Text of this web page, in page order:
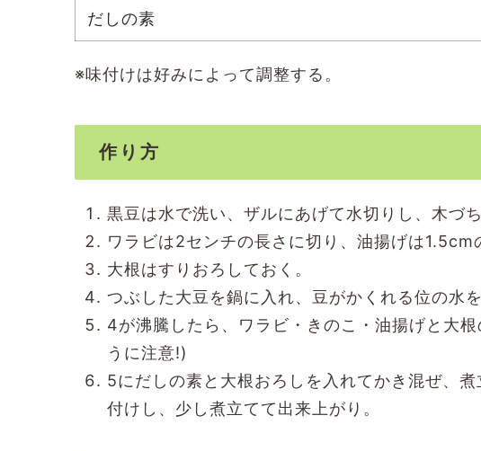
だしの素
※味付けは好みによって調整する。
作り方
黒豆は水で洗い、ザルにあげて水切りし、木づ
ワラビは2センチの長さに切り、油揚げは1.5cm
大根はすりおろしておく。
つぶした大豆を鍋に入れ、豆がかくれる位の水
4が沸騰したら、ワラビ・きのこ・油揚げと大
うに注意!)
5にだしの素と大根おろしを入れてかき混ぜ、
付けし、少し煮立てて出来上がり。